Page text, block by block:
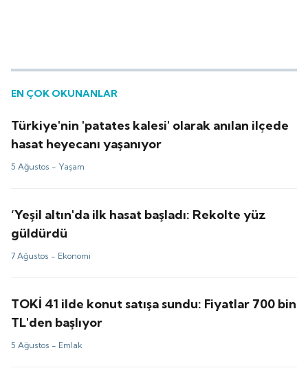
EN ÇOK OKUNANLAR
Türkiye'nin 'patates kalesi' olarak anılan ilçede
hasat heyecanı yaşanıyor
5 Ağustos - Yaşam
‘Yeşil altın'da ilk hasat başladı: Rekolte yüz
güldürdü
7 Ağustos - Ekonomi
TOKİ 41 ilde konut satışa sundu: Fiyatlar 700 bin
TL'den başlıyor
5 Ağustos - Emlak